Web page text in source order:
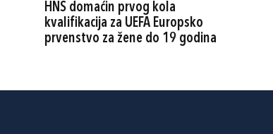
HNS domaćin prvog kola
kvalifikacija za UEFA Europsko
prvenstvo za žene do 19 godina